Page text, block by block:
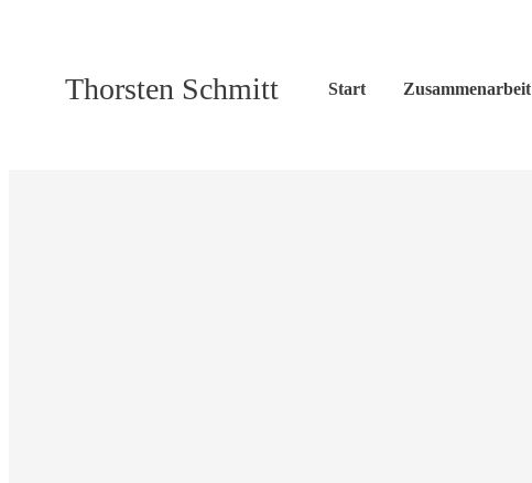
Thorsten Schmitt Start Zusammenarbeit